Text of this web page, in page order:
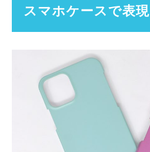
スマホケースで表現